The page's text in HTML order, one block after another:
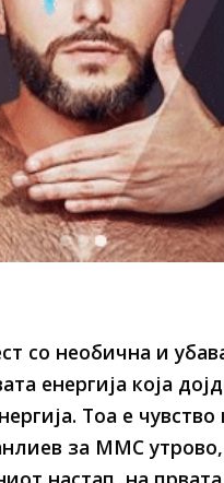
со необична и
енергија која
Тоа е
за ММС